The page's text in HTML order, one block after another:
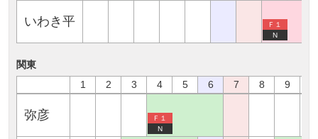
いわき平
Ｆ１
N
関東
1
2 3 4 5 6 7 8 9
弥彦
Ｆ１
N